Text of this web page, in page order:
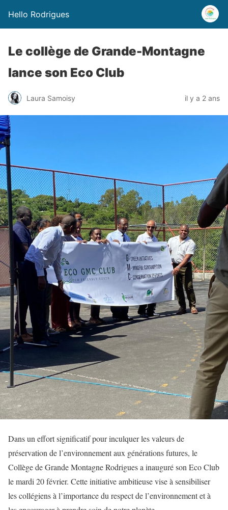
Hello Rodrigues
Le collège de Grande-Montagne
lance son Eco Club
Laura Samoisy il y a 2 ans
Dans un effort significatif pour inculquer les valeurs de
préservation de l’environnement aux générations futures, le
Collège de Grande Montagne Rodrigues a inauguré son Eco Club
le mardi 20 février. Cette initiative ambitieuse vise à sensibiliser
les collégiens à l’importance du respect de l’environnement et à